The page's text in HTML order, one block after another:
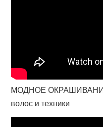
МОДНОЕ ОКРАШИВАНИЕ
волос и техники